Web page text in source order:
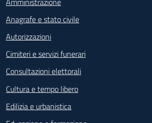
Anagrafe e stato civile
Autorizzazioni
Cimiteri e servizi funerari
Consultazioni elettorali
Cultura e tempo libero
Edilizia e urbanistica